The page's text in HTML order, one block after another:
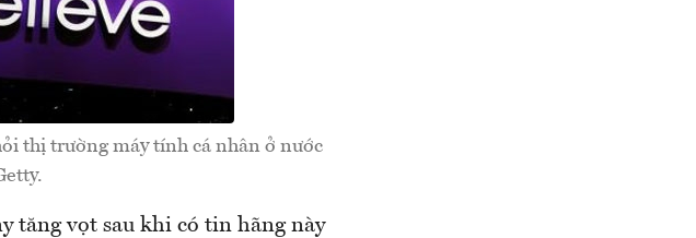
thị trường máy tính cá nhân ở nước
tăng vọt sau khi có tin hãng này